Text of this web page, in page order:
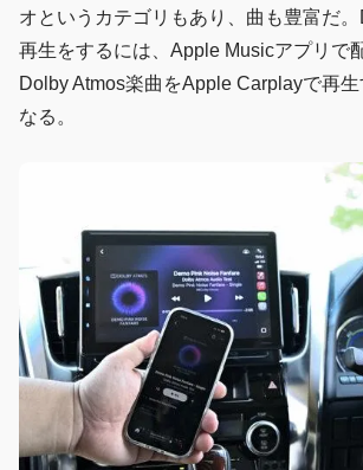
オというカテゴリもあり、曲も豊富だ
再生をするには、Apple Musicアプリで
Dolby Atmos楽曲をApple Carplayで再
なる。